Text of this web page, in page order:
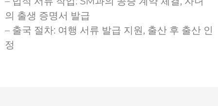
의 출생 증명서 발급
– 출국 절차: 여행 서류 발급 지원, 출산 후 출산 인
정